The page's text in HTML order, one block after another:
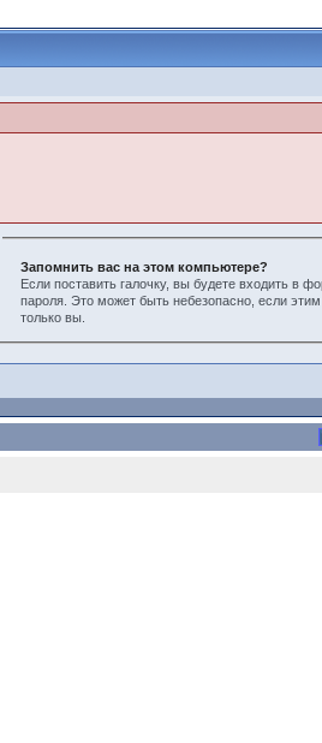
Запомнить вас на этом компьютере?
Если поставить галочку, вы будете входить в
пароля. Это может быть небезопасно, если
только вы.